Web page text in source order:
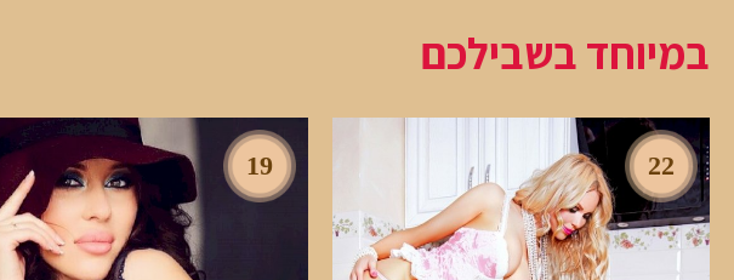
במיוחד בשבילכם
22
19